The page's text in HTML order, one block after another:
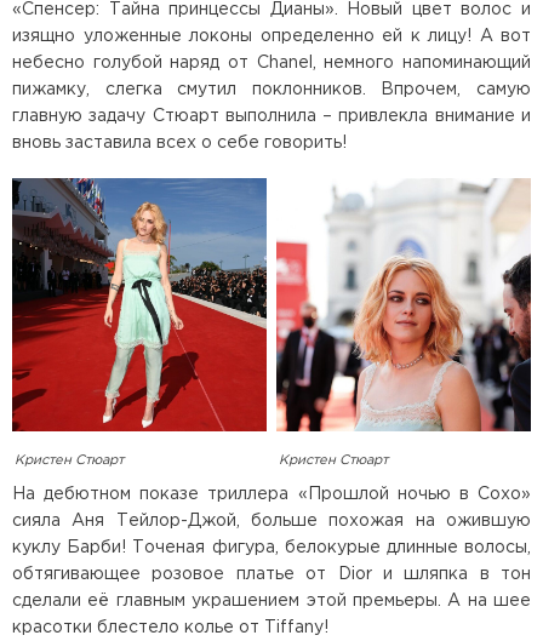
«Спенсер: Тайна принцессы Дианы». Новый цвет волос и
изящно уложенные локоны определенно ей к лицу! А вот
небесно голубой наряд от Chanel, немного напоминающий
пижамку, слегка смутил поклонников. Впрочем, самую
главную задачу Стюарт выполнила – привлекла внимание и
вновь заставила всех о себе говорить!
Кристен Стюарт Кристен Стюарт
На дебютном показе триллера «Прошлой ночью в Сохо»
сияла Аня Тейлор-Джой, больше похожая на ожившую
куклу Барби! Точеная фигура, белокурые длинные волосы,
обтягивающее розовое платье от Dior и шляпка в тон
сделали её главным украшением этой премьеры. А на шее
красотки блестело колье от Tiffany!